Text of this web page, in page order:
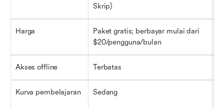
Skrip)
Harga
Paket gratis; berbayar mulai dari
$20/pengguna/bulan
Akses offline Terbatas
Kurva pembelajaran Sedang